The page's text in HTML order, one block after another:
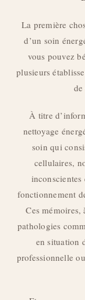
La première
d’un soin
vous pouvez
plusieurs
À titre
nettoyage
soin qui
cellulaires,
inconscientes
fonctionnement
Ces mémoires,
pathologies
en situation
professionnelle